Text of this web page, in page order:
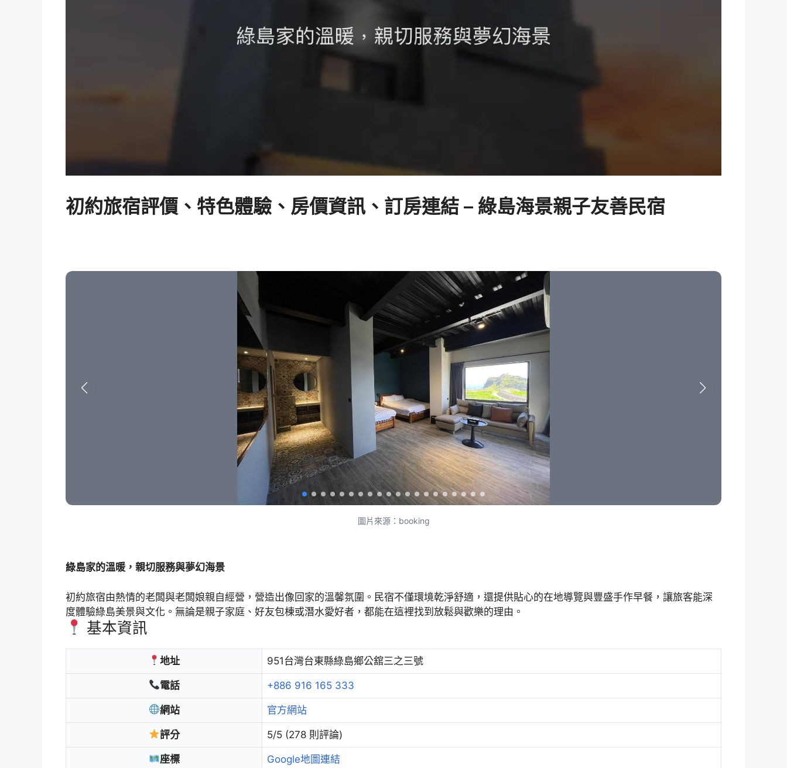
初約旅宿評價、特色體驗、房價資訊、訂房連結 – 綠島海景親子友善民宿
圖片來源：booking
綠島家的溫暖，親切服務與夢幻海景
初約旅宿由熱情的老闆與老闆娘親自經營，營造出像回家的溫馨氛圍。民宿不僅環境乾淨舒適，還提供貼心的在地導覽與豐盛手作早餐，讓旅客能深
度體驗綠島美景與文化。無論是親子家庭、好友包棟或潛水愛好者，都能在這裡找到放鬆與歡樂的理由。
基本資訊
地址 951台灣台東縣綠島鄉公舘三之三號
電話 +886 916 165 333
網站 官方網站
評分 5/5 (278 則評論)
座標 Google地圖連結